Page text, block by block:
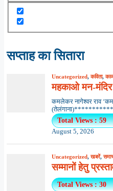
सप्ताह का सितारा
Uncategorized,कविता,
महकाओ मन-मंदिर
कमलेकर नागेश्वर राव
Total Views : 59
August 5, 2026
Uncategorized,खबरें,
सम्मानों हेतु
Total Views : 30